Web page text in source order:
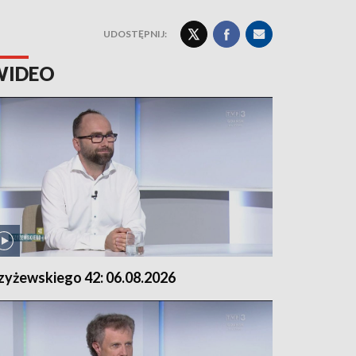
UDOSTĘPNIJ:
42: 06.08.2026